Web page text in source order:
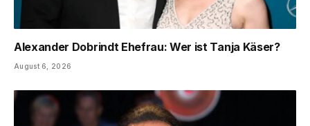
Alexander Dobrindt Ehefrau: Wer ist Tanja Käser?
August 6, 2026